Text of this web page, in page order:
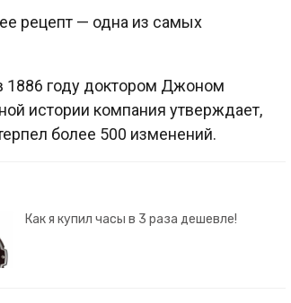
рецепт — одна из самых
1886 году доктором Джоном
истории компания утверждает,
более 500 изменений.
Как я купил часы в 3 раза дешевле!